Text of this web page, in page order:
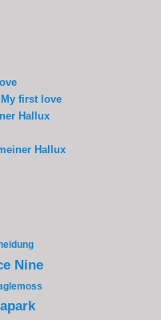
My first love
Hallux
Hallux
Nine